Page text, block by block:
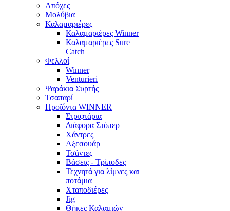
Απόχες
Μολύβια
Καλαμαριέρες
Καλαμαριέρες Winner
Καλαμαριέρες Sure
Catch
Φελλοί
Winner
Venturieri
Ψαράκια Συρτής
Τσαπαρί
Προϊόντα WINNER
Στριφτάρια
Διάφορα Στόπερ
Χάντρες
Αξεσουάρ
Τσάντες
Βάσεις - Τρίποδες
Τεχνητά για λίμνες και
ποτάμια
Χταποδιέρες
Jig
Θήκες Καλαμιών